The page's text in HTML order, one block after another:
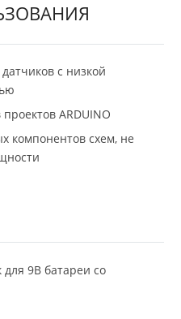
с низкой
ARDUINO
компонентов схем, не
для 9В батареи со